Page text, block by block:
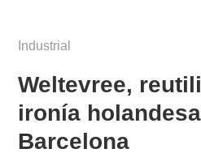
Industrial
Weltevree,
ironía
Barcelona